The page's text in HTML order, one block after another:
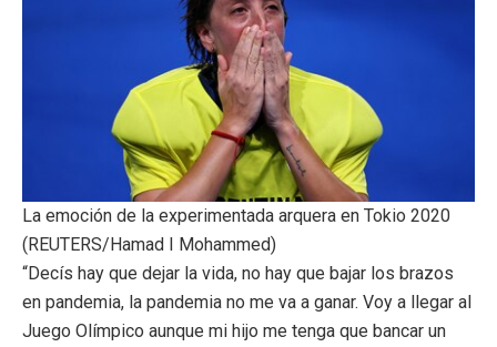
La emoción de la experimentada arquera en Tokio 2020
(REUTERS/Hamad I Mohammed)
“Decís hay que dejar la vida, no hay que bajar los brazos
en pandemia, la pandemia no me va a ganar. Voy a llegar al
Juego Olímpico aunque mi hijo me tenga que bancar un